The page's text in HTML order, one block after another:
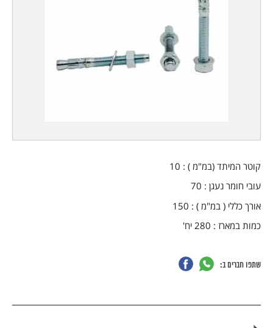
קוטר המיתד (במ"מ ) : 10
עובי חומר נעגן : 70
אורך כללי ( במ"מ ) : 150
כמות במארז : 280 יח
'
שתפו חברים ב: